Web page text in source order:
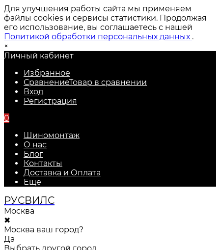
Для улучшения работы сайта мы применяем
файлы cookies и сервисы статистики. Продолжая
его использование, вы соглашаетесь с нашей
Политикой обработки персональных данных .
×
Личный кабинет
Избранное
СравнениеТовар в сравнении
Вход
Регистрация
0
Шиномонтаж
О нас
Блог
Контакты
Доставка и Оплата
Еще
РУСВИЛС
Москва
✖
Москва ваш город?
Да